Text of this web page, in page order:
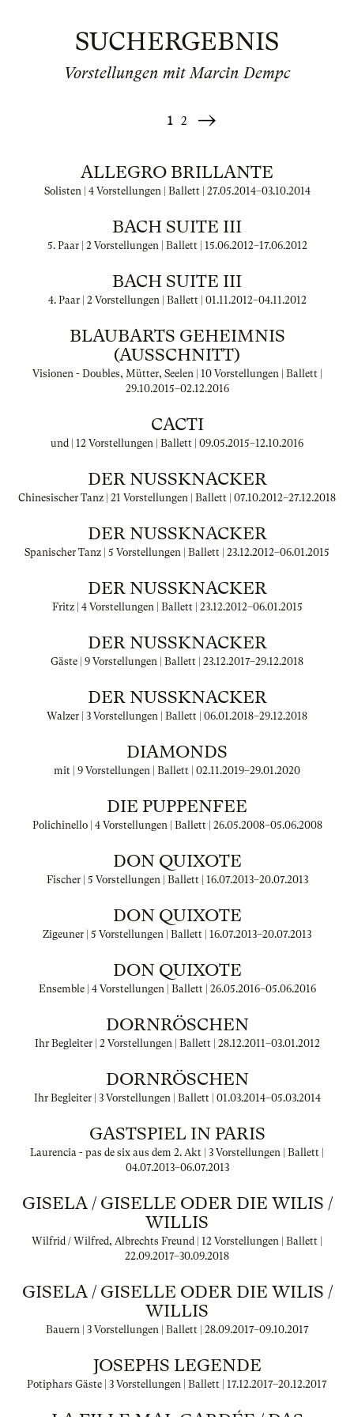
SUCHERGEBNIS
Vorstellungen mit Marcin Dempc
1 2
Weiter
ALLEGRO BRILLANTE
Solisten | 4 Vorstellungen | Ballett | 27.05.2014–03.10.2014
BACH SUITE III
5. Paar | 2 Vorstellungen | Ballett | 15.06.2012–17.06.2012
BACH SUITE III
4. Paar | 2 Vorstellungen | Ballett | 01.11.2012–04.11.2012
BLAUBARTS GEHEIMNIS
(AUSSCHNITT)
Visionen - Doubles, Mütter, Seelen | 10 Vorstellungen | Ballett |
29.10.2015–02.12.2016
CACTI
und | 12 Vorstellungen | Ballett | 09.05.2015–12.10.2016
DER NUSSKNACKER
Chinesischer Tanz | 21 Vorstellungen | Ballett | 07.10.2012–27.12.2018
DER NUSSKNACKER
Spanischer Tanz | 5 Vorstellungen | Ballett | 23.12.2012–06.01.2015
DER NUSSKNACKER
Fritz | 4 Vorstellungen | Ballett | 23.12.2012–06.01.2015
DER NUSSKNACKER
Gäste | 9 Vorstellungen | Ballett | 23.12.2017–29.12.2018
DER NUSSKNACKER
Walzer | 3 Vorstellungen | Ballett | 06.01.2018–29.12.2018
DIAMONDS
mit | 9 Vorstellungen | Ballett | 02.11.2019–29.01.2020
DIE PUPPENFEE
Polichinello | 4 Vorstellungen | Ballett | 26.05.2008–05.06.2008
DON QUIXOTE
Fischer | 5 Vorstellungen | Ballett | 16.07.2013–20.07.2013
DON QUIXOTE
Zigeuner | 5 Vorstellungen | Ballett | 16.07.2013–20.07.2013
DON QUIXOTE
Ensemble | 4 Vorstellungen | Ballett | 26.05.2016–05.06.2016
DORNRÖSCHEN
Ihr Begleiter | 2 Vorstellungen | Ballett | 28.12.2011–03.01.2012
DORNRÖSCHEN
Ihr Begleiter | 3 Vorstellungen | Ballett | 01.03.2014–05.03.2014
GASTSPIEL IN PARIS
Laurencia - pas de six aus dem 2. Akt | 3 Vorstellungen | Ballett |
04.07.2013–06.07.2013
GISELA / GISELLE ODER DIE WILIS /
WILLIS
Wilfrid / Wilfred, Albrechts Freund | 12 Vorstellungen | Ballett |
22.09.2017–30.09.2018
GISELA / GISELLE ODER DIE WILIS /
WILLIS
Bauern | 3 Vorstellungen | Ballett | 28.09.2017–09.10.2017
JOSEPHS LEGENDE
Potiphars Gäste | 3 Vorstellungen | Ballett | 17.12.2017–20.12.2017